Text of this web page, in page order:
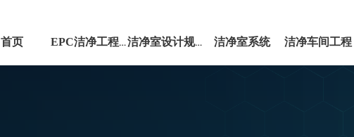
首页 EPC洁净工程服务 洁净室设计规范 洁净室系统 洁净车间工程